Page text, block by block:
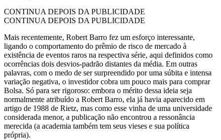
CONTINUA DEPOIS DA PUBLICIDADE
CONTINUA DEPOIS DA PUBLICIDADE
Mais recentemente, Robert Barro fez um esforço interessante,
ligando o comportamento do prêmio de risco de mercado à
existência de eventos raros na respectiva série, aqui definidos como
ocorrências dois desvios-padrão distantes da média. Em outras
palavras, com o medo de ser surpreendido por uma súbita e intensa
variação negativa, o investidor cobra um pouco mais para comprar
Bolsa. Só para ser rigoroso: embora o mérito dessa ideia seja
normalmente atribuído a Robert Barro, ela já havia aparecido em
artigo de 1988 de Rietz, mas como esse vinha de uma universidade
considerada menor, a publicação não encontrou a ressonância
merecida (a academia também tem seus vieses e sua política
própria).